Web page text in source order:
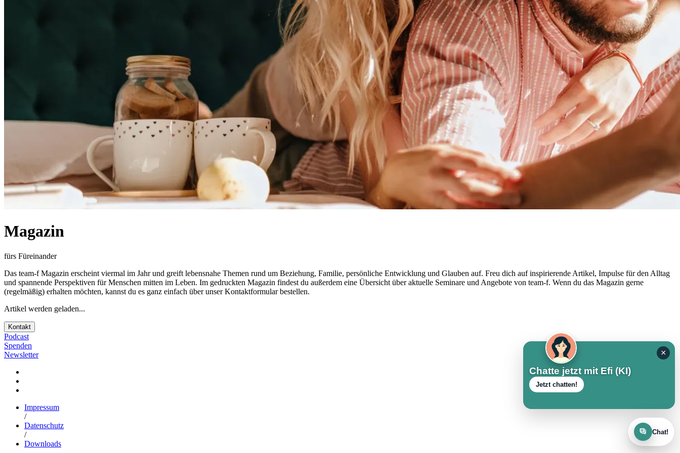
Magazin
fürs Füreinander
Das team-f Magazin erscheint viermal im Jahr und greift lebensnahe Themen rund um Beziehung, Familie, persönliche Entwicklung und Glauben auf. Freu dich auf inspirierende Artikel, Impulse für den Alltag
und spannende Perspektiven für Menschen mitten im Leben. Im gedruckten Magazin findest du außerdem eine Übersicht über aktuelle Seminare und Angebote von team-f. Wenn du das Magazin gerne
(regelmäßig) erhalten möchten, kannst du es ganz einfach über unser Kontaktformular bestellen.
Artikel werden geladen...
Kontakt
Podcast
Spenden
Newsletter
Impressum
/
Datenschutz
/
Downloads